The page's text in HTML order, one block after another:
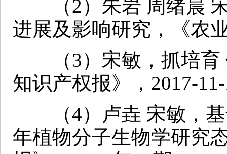
（2）朱岩 周绪晨 宋
进展及影响研究，《农
（3）宋敏，抓培育
知识产权报》，2017-
（4）卢垚 宋敏，基
年植物分子生物学研究